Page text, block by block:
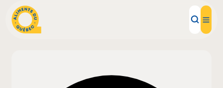
Aliments d'ici